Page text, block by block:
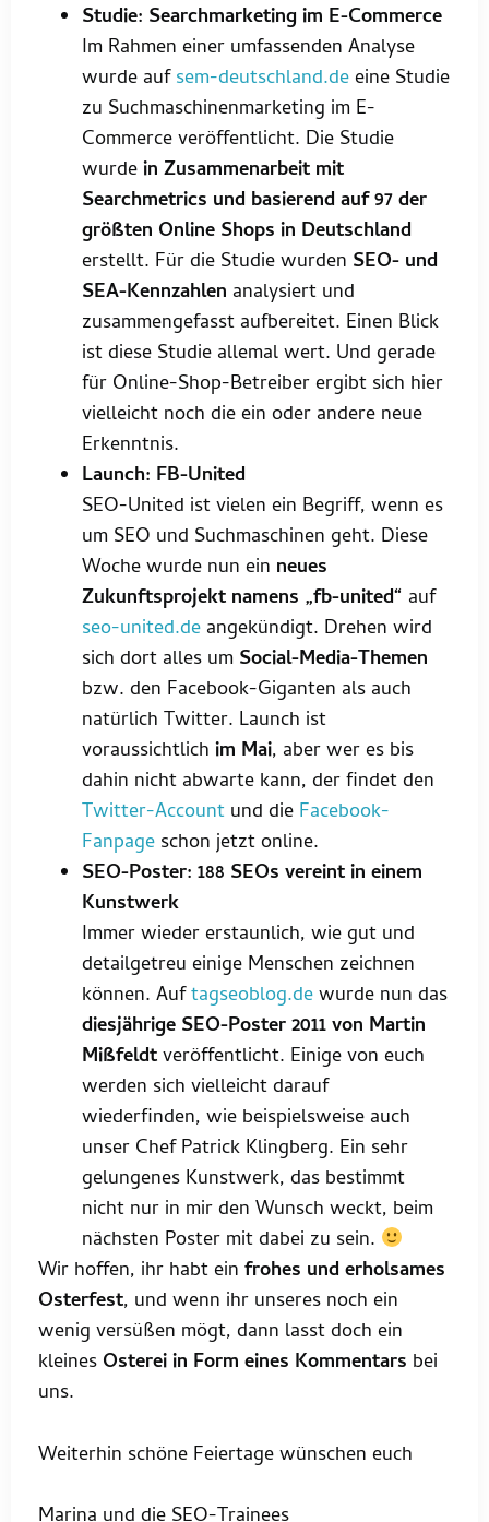
Studie: Searchmarketing im E-Commerce
Im Rahmen einer umfassenden Analyse
wurde aufsem-deutschland.deeine Studie
zu Suchmaschinenmarketing im E-
Commerce veröffentlicht. Die Studie
wurdein Zusammenarbeit mit
Searchmetrics und basierend auf 97 der
größten Online Shops in Deutschland
erstellt. Für die Studie wurden SEO- und
SEA-Kennzahlen analysiert und
zusammengefasst aufbereitet. Einen Blick
ist diese Studie allemal wert. Und gerade
für Online-Shop-Betreiber ergibt sich hier
vielleicht noch die ein oder andere neue
Erkenntnis.
Launch: FB-United
SEO-United ist vielen ein Begriff, wenn es
um SEO und Suchmaschinen geht. Diese
Woche wurde nun ein neues
Zukunftsprojekt namens „fb-united“ auf
seo-united.de angekündigt. Drehen wird
sich dort alles um Social-Media-Themen
bzw. den Facebook-Giganten als auch
natürlich Twitter. Launch ist
voraussichtlich im Mai, aber wer es bis
dahin nicht abwarte kann, der findet den
Twitter-Account und die Facebook-
Fanpage schon jetzt online.
SEO-Poster: 188 SEOs vereint in einem
Kunstwerk
Immer wieder erstaunlich, wie gut und
detailgetreu einige Menschen zeichnen
können. Auftagseoblog.dewurde nun das
diesjährige SEO-Poster 2011 von Martin
Mißfeldtveröffentlicht. Einige von euch
werden sich vielleicht darauf
wiederfinden, wie beispielsweise auch
unser Chef Patrick Klingberg. Ein sehr
gelungenes Kunstwerk, das bestimmt
nicht nur in mir den Wunsch weckt, beim
nächsten Poster mit dabei zu sein.
Wir hoffen, ihr habt ein frohes und erholsames
Osterfest, und wenn ihr unseres noch ein
wenig versüßen mögt, dann lasst doch ein
kleines Osterei in Form eines Kommentars bei
uns.
Weiterhin schöne Feiertage wünschen euch